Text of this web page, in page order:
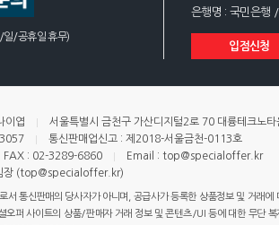
일/공휴일 휴무)
은행명 : 국민은행
입점신청
이엽
서울특별시 금천구 가산디지털2로 70 대륭테크노
통신판매업신고 : 제2018-서울금천-0113호
FAX : 02-3289-6860
Email : top@specialoffer.kr
장 (top@specialoffer.kr)
서 통신판매의 당사자가 아니며, 공급사가 등록한 상품정보 및 거래
오퍼 사이트의 상품/판매자 거래 정보 및 콘텐츠/UI 등에 대한 무단